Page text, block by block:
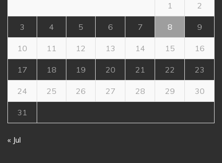
1 2
3 4 5 6 7 8 9
10 11 12 13 14 15 16
17 18 19 20 21 22 23
24 25 26 27 28 29 30
31
« Jul